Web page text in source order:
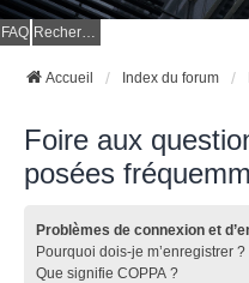
FAQ Rechercher
Accueil Index du forum
Foire aux
posées
Problèmes de connexion et
Pourquoi dois-je m’enregistrer ?
Que signifie COPPA ?